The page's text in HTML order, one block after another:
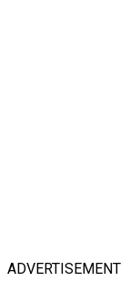
ADVERTISEMENT